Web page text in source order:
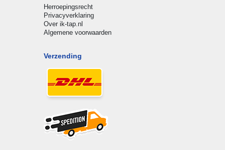
Herroepingsrecht
Privacyverklaring
Over ik-tap.nl
Algemene voorwaarden
Verzending